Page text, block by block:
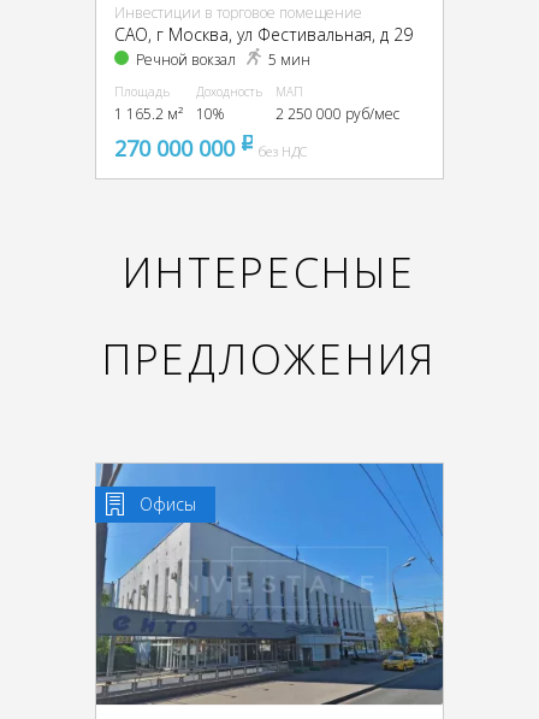
Инвестиции в торговое помещение
CАО, г Москва, ул Фестивальная, д 29
Речной вокзал 5 мин
Площадь
1 165.2 м²
Доходность
10%
МАП
2 250 000 руб/мес
270 000 000 pуббез НДС
ИНТЕРЕСНЫЕ
ПРЕДЛОЖЕНИЯ
Офисы